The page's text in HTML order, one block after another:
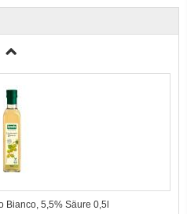
Bianco, 5,5% Säure 0,5l